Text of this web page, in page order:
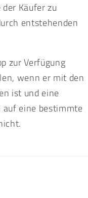
Käufer zu
entstehenden
zur Verfügung
wenn er mit den
ist und eine
auf eine bestimmte